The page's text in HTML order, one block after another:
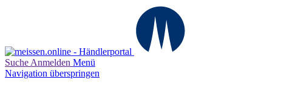
Suche Anmelden Menü
Navigation überspringen